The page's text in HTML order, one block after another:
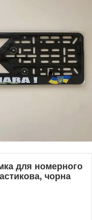
для номерного
чорна